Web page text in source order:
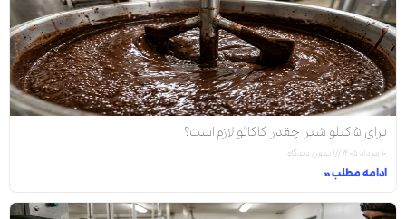
برای ۵ کیلو شیر چقدر کاکائو لازم است؟
۱۰ مرداد ۱۴۰۵ بدون دیدگاه
ادامه مطلب »